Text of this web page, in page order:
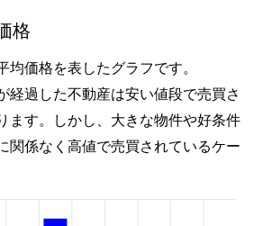
格
価格を表したグラフです。
経過した不動産は安い値段で売買さ
ます。しかし、大きな物件や好条件
関係なく高値で売買されているケー